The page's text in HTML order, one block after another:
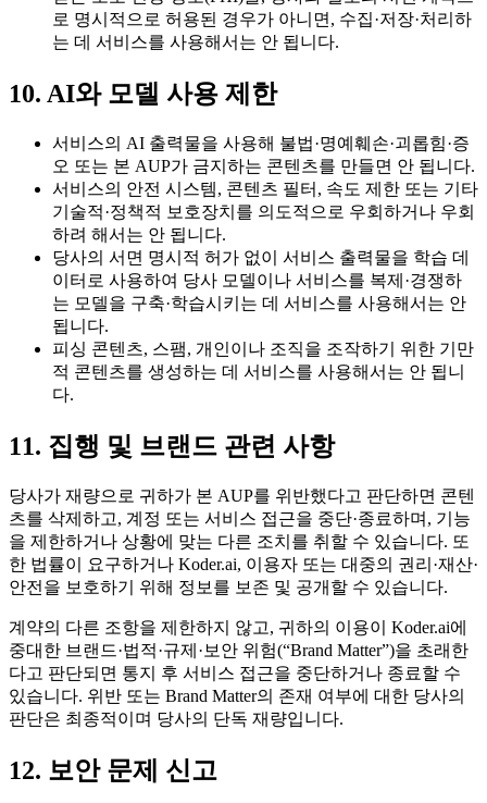
로 명시적으로 허용된 경우가 아니면, 수집·저장·처리하
는 데 서비스를 사용해서는 안 됩니다.
10. AI와 모델 사용 제한
서비스의 AI 출력물을 사용해 불법·명예훼손·괴롭힘·증
오 또는 본 AUP가 금지하는 콘텐츠를 만들면 안 됩니다.
서비스의 안전 시스템, 콘텐츠 필터, 속도 제한 또는 기타
기술적·정책적 보호장치를 의도적으로 우회하거나 우회
하려 해서는 안 됩니다.
당사의 서면 명시적 허가 없이 서비스 출력물을 학습 데
이터로 사용하여 당사 모델이나 서비스를 복제·경쟁하
는 모델을 구축·학습시키는 데 서비스를 사용해서는 안
됩니다.
피싱 콘텐츠, 스팸, 개인이나 조직을 조작하기 위한 기만
적 콘텐츠를 생성하는 데 서비스를 사용해서는 안 됩니
다.
11. 집행 및 브랜드 관련 사항
당사가 재량으로 귀하가 본 AUP를 위반했다고 판단하면 콘텐
츠를 삭제하고, 계정 또는 서비스 접근을 중단·종료하며, 기능
을 제한하거나 상황에 맞는 다른 조치를 취할 수 있습니다. 또
한 법률이 요구하거나 Koder.ai, 이용자 또는 대중의 권리·재산·
안전을 보호하기 위해 정보를 보존 및 공개할 수 있습니다.
계약의 다른 조항을 제한하지 않고, 귀하의 이용이 Koder.ai에
중대한 브랜드·법적·규제·보안 위험(“Brand Matter”)을 초래한
다고 판단되면 통지 후 서비스 접근을 중단하거나 종료할 수
있습니다. 위반 또는 Brand Matter의 존재 여부에 대한 당사의
판단은 최종적이며 당사의 단독 재량입니다.
12. 보안 문제 신고